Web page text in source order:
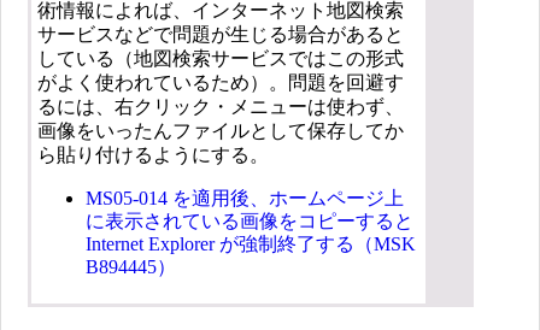
術情報によれば、インターネット地図検索
サービスなどで問題が生じる場合があると
している（地図検索サービスではこの形式
がよく使われているため）。問題を回避す
るには、右クリック・メニューは使わず、
画像をいったんファイルとして保存してか
ら貼り付けるようにする。
MS05-014 を適用後、ホームページ上
に表示されている画像をコピーすると
Internet Explorer が強制終了する（MSK
B894445）